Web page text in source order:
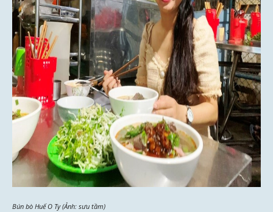
Bún bò Huế O Ty (Ảnh: sưu tầm)